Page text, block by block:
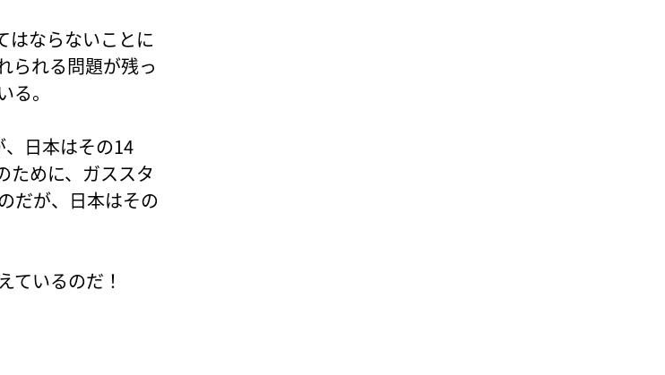
はならないことに
られる問題が残っ
。
日本はその14
ために、ガススタ
だが、日本はその
ているのだ！